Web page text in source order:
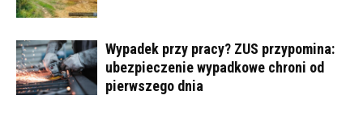
Wypadek przy pracy? ZUS przypomina:
ubezpieczenie wypadkowe chroni od
pierwszego dnia